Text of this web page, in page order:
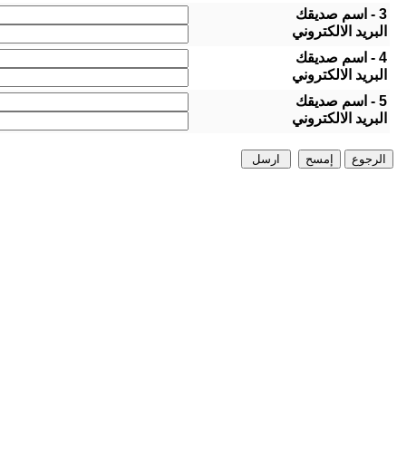
3 - اسم صديقك
البريد الالكتروني
4 - اسم صديقك
البريد الالكتروني
5 - اسم صديقك
البريد الالكتروني